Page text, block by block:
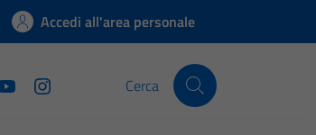
Accedi all'area personale
Cerca